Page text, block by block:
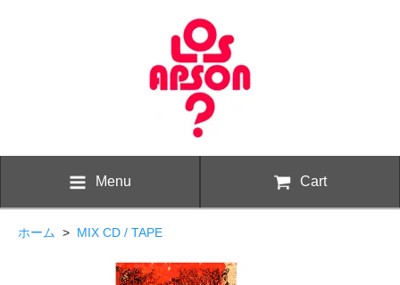
Menu Cart
ホーム > MIX CD / TAPE